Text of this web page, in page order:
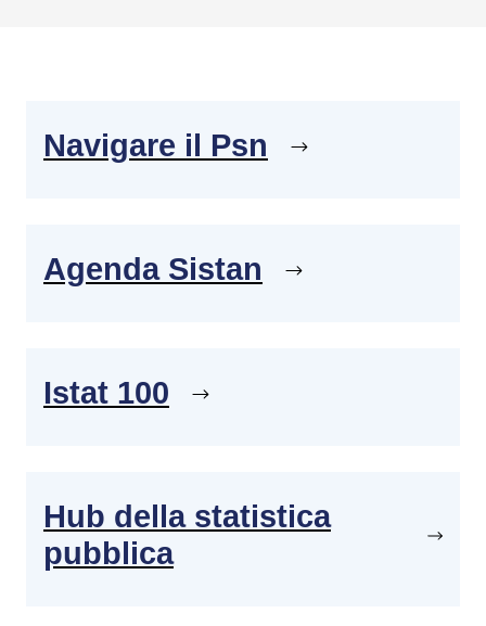
Navigare il Psn
Agenda Sistan
Istat 100
Hub della statistica
pubblica